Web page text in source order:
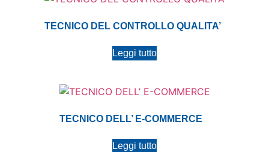
TECNICO DEL CONTROLLO QUALITA’
Leggi tutto
TECNICO DELL’ E-COMMERCE
Leggi tutto